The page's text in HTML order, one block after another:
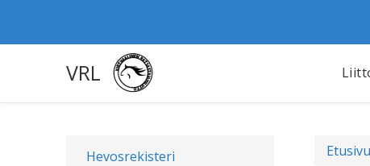
VRL
Hevosrekisteri
Etusivu